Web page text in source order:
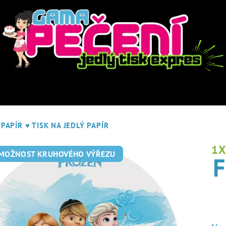
♥ TISK NA JEDLÝ PAPÍR
1X
KRUHOVÉHO VÝŘEZU